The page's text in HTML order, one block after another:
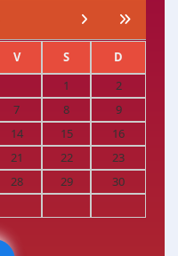
V S
D
1
2
7 8
9
14 15
16
21 22
23
28 29
30